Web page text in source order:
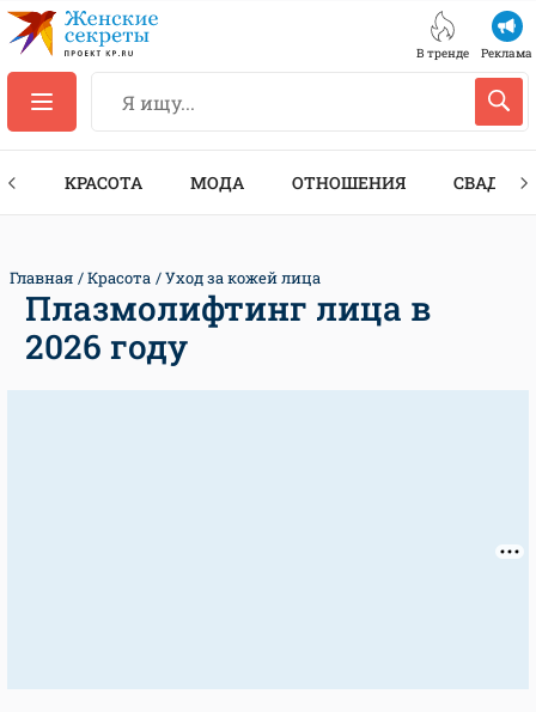
В тренде Реклама
КРАСОТА МОДА ОТНОШЕНИЯ СВАДЬБА
Главная Красота Уход за кожей лица
Плазмолифтинг лица в
2026 году